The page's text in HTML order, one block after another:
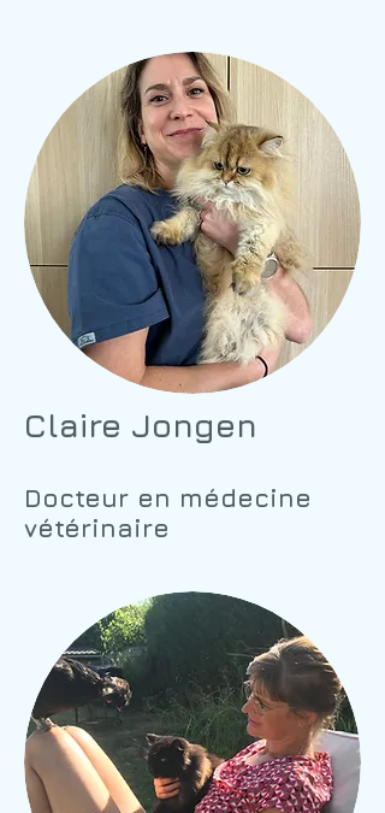
Claire Jongen
Docteur en médecine
vétérinaire